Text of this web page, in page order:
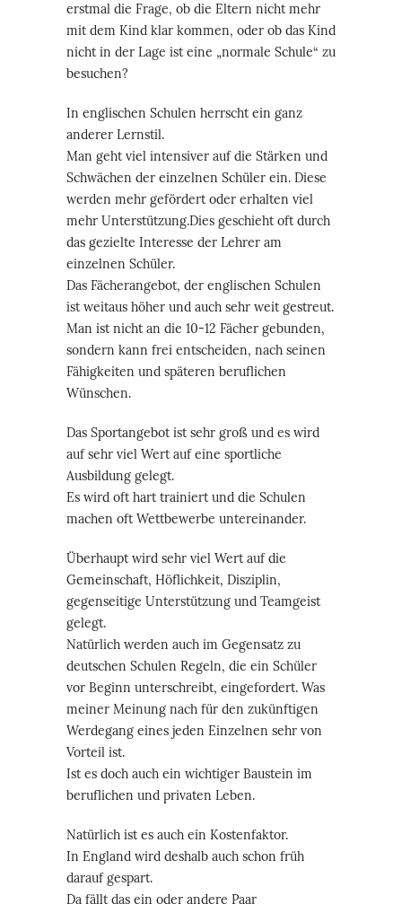
erstmal die Frage, ob die Eltern nicht mehr
mit dem Kind klar kommen, oder ob das Kind
nicht in der Lage ist eine „normale Schule“ zu
besuchen?
In englischen Schulen herrscht ein ganz
anderer Lernstil.
Man geht viel intensiver auf die Stärken und
Schwächen der einzelnen Schüler ein. Diese
werden mehr gefördert oder erhalten viel
mehr Unterstützung.Dies geschieht oft durch
das gezielte Interesse der Lehrer am
einzelnen Schüler.
Das Fächerangebot, der englischen Schulen
ist weitaus höher und auch sehr weit gestreut.
Man ist nicht an die 10-12 Fächer gebunden,
sondern kann frei entscheiden, nach seinen
Fähigkeiten und späteren beruflichen
Wünschen.
Das Sportangebot ist sehr groß und es wird
auf sehr viel Wert auf eine sportliche
Ausbildung gelegt.
Es wird oft hart trainiert und die Schulen
machen oft Wettbewerbe untereinander.
Überhaupt wird sehr viel Wert auf die
Gemeinschaft, Höflichkeit, Disziplin,
gegenseitige Unterstützung und Teamgeist
gelegt.
Natürlich werden auch im Gegensatz zu
deutschen Schulen Regeln, die ein Schüler
vor Beginn unterschreibt, eingefordert. Was
meiner Meinung nach für den zukünftigen
Werdegang eines jeden Einzelnen sehr von
Vorteil ist.
Ist es doch auch ein wichtiger Baustein im
beruflichen und privaten Leben.
Natürlich ist es auch ein Kostenfaktor.
In England wird deshalb auch schon früh
darauf gespart.
Da fällt das ein oder andere Paar